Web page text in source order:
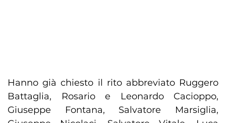
Hanno già chiesto il rito abbreviato Ruggero
Battaglia, Rosario e Leonardo Cacioppo,
Giuseppe Fontana, Salvatore Marsiglia,